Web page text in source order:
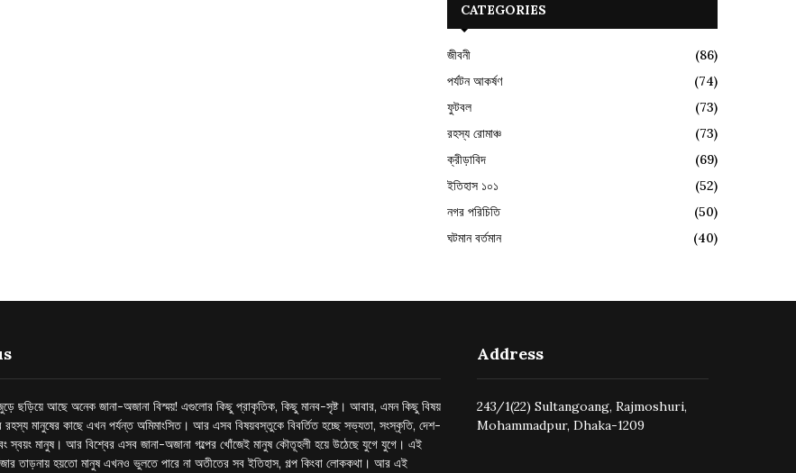
CATEGORIES
জীবনী
(86)
পর্যটন আকর্ষণ
(74)
ফুটবল
(73)
রহস্য রোমাঞ্চ
(73)
ক্রীড়াবিদ
(69)
ইতিহাস ১০১
(52)
নগর পরিচিতি
(50)
ঘটমান বর্তমান
(40)
ছড়িয়ে আছে অনেক জানা-অজানা বিস্ময়! এগুলোর কিছু প্রাকৃতিক, কিছু মানব-সৃষ্ট। আবার, এমন কিছু বিষয়
রহস্য মানুষের কাছে এখন পর্যন্ত অমিমাংসিত। আর এসব বিষয়বস্তুকে বিবর্তিত হচ্ছে সভ্যতা, সংস্কৃতি, দেশ-
স্বয়ং মানুষ। আর বিশ্বের এসব জানা-অজানা গল্পের খোঁজেই মানুষ কৌতূহলী হয়ে উঠেছে যুগে যুগে। এই
তাড়নায় হয়তো মানুষ এখনও ভুলতে পারে না অতীতের সব ইতিহাস, গল্প কিংবা লোককথা। আর এই
Address
243/1(22) Sultangoang, Rajmoshuri,
Mohammadpur, Dhaka-1209